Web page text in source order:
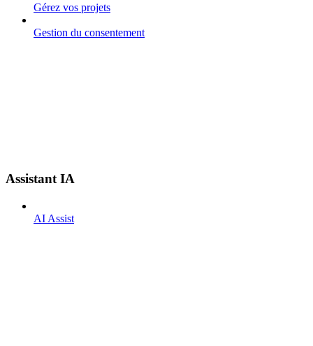
Gérez vos projets
Gestion du consentement
Assistant IA
AI Assist